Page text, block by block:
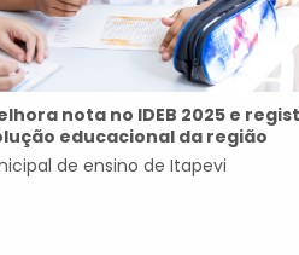
nota no IDEB 2025 e
educacional da região
de ensino de Itapevi